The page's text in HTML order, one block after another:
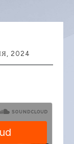
2024